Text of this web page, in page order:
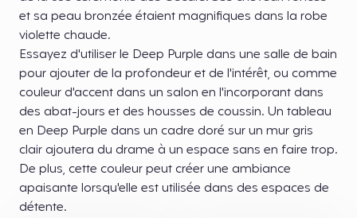
et sa peau bronzée étaient magnifiques dans la robe
violette chaude.
Essayez d'utiliser le Deep Purple dans une salle de bain
pour ajouter de la profondeur et de l'intérêt, ou comme
couleur d'accent dans un salon en l'incorporant dans
des abat-jours et des housses de coussin. Un tableau
en Deep Purple dans un cadre doré sur un mur gris
clair ajoutera du drame à un espace sans en faire trop.
De plus, cette couleur peut créer une ambiance
apaisante lorsqu'elle est utilisée dans des espaces de
détente.